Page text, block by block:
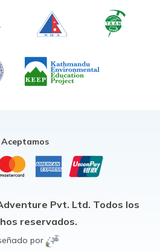
Aceptamos
Pvt. Ltd. Todos los
reservados.
por